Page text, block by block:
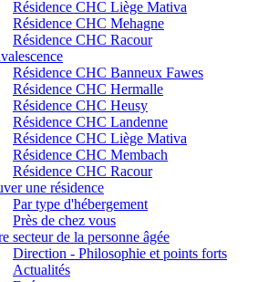
Résidence CHC Liège Mativa
Résidence CHC Mehagne
Résidence CHC Racour
Résidence CHC Banneux Fawes
Résidence CHC Hermalle
Résidence CHC Heusy
Résidence CHC Landenne
Résidence CHC Liège Mativa
Résidence CHC Membach
Résidence CHC Racour
une résidence
Par type d'hébergement
Près de chez vous
secteur de la personne âgée
Direction - Philosophie et points forts
Actualités